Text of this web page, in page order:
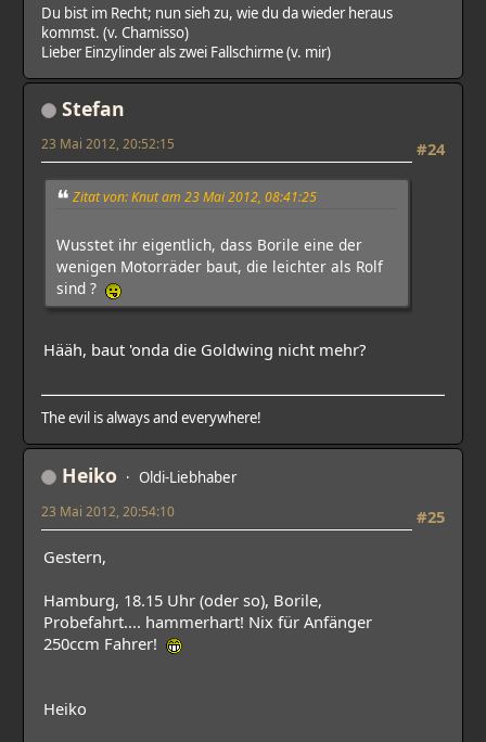
Du bist im Recht; nun sieh zu, wie du da wieder heraus
kommst. (v. Chamisso)
Lieber Einzylinder als zwei Fallschirme (v. mir)
Stefan
#24
23 Mai 2012, 20:52:15
Zitat von: Knut am 23 Mai 2012, 08:41:25
Wusstet ihr eigentlich, dass Borile eine der
wenigen Motorräder baut, die leichter als Rolf
sind ?
Hääh, baut 'onda die Goldwing nicht mehr?
The evil is always and everywhere!
Heiko Oldi-Liebhaber
#25
23 Mai 2012, 20:54:10
Gestern,
Hamburg, 18.15 Uhr (oder so), Borile,
Probefahrt.... hammerhart! Nix für Anfänger
250ccm Fahrer!
Heiko